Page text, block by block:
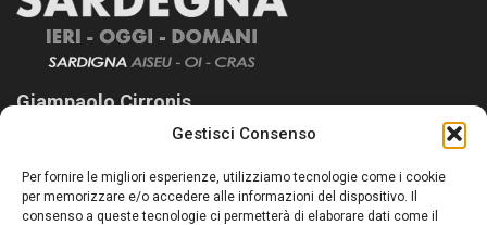
Gestisci Consenso
Per fornire le migliori esperienze, utilizziamo tecnologie come i cookie
per memorizzare e/o accedere alle informazioni del dispositivo. Il
consenso a queste tecnologie ci permetterà di elaborare dati come il
Giampaolo Cirronis
Sardegna Ieri-Oggi-Domani nasce per informare “liberamente” i
lettori su quanto accade in Sardegna, con un occhio rivolto al
nostro passato e, soprattutto, al nostro futuro